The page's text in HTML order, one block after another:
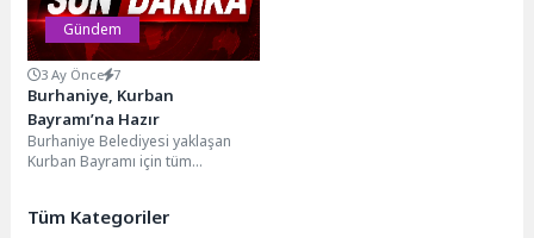
Gündem
3 Ay Önce 7
Burhaniye, Kurban
Bayramı’na Hazır
Burhaniye Belediyesi yaklaşan
Kurban Bayramı için tüm
pazarının...
Tüm Kategoriler